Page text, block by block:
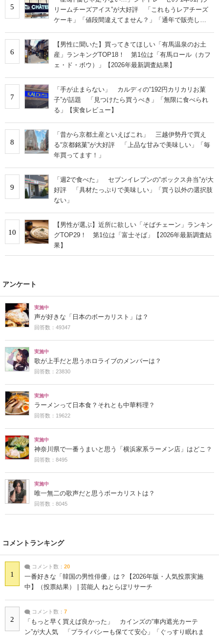
5
リームチーズアイス”が大好評 「これもうレアチーズ
ケーキ」「値段間違えてません？」「通年で販売し
6
【男性に聞いた】買ってきてほしい「有馬温泉のお土
産」ランキングTOP18！ 第1位は「有馬ロール（カフ
ェ・ド・ボウ）」【2026年最新調査結果】
7
「手が止まらない」 カルディの“192円カリカリお菓
子”が話題 「見つけたら買うべき」「無限に食べられ
る」【実食レビュー】
8
「昔から京都土産といえばこれ」 三越伊勢丹で買え
る“京都銘菓”が大好評 「上品な甘みで美味しい」「毎
年買ってます！」
9
「週2で食べた」 セブンイレブンの“ボックス弁当”が大
好評 「具材たっぷりで美味しい」「買う以外の選択肢
ない」
10
【男性が選ぶ】近所に欲しい「そばチェーン」ランキン
グTOP29！ 第1位は「富士そば」【2026年最新調査結
果】
アンケート
実施中
声が好きな「日本のボーカリスト」は？
回答数：49347
実施中
歌が上手だと思うホロライブのメンバーは？
回答数：23830
実施中
ラーメンって日本食？それとも中華料理？
回答数：19622
実施中
神奈川県で一番うまいと思う「横浜家系ラーメン店」はどこ？
回答数：8495
実施中
唯一無二の歌声だと思うボーカリストは？
回答数：8045
コメントランキング
1
コメント数： 20
一番好きな「韓国の男性俳優」は？【2026年版・人気投票実施
中】（投票結果） | 芸能人 ねとらぼリサーチ
2
コメント数： 7
「もっと早く買えば良かった」 カインズの“車内遮光カーテ
ン”が大人気 「プライバシーも保てて安心」「ぐっすり眠れま